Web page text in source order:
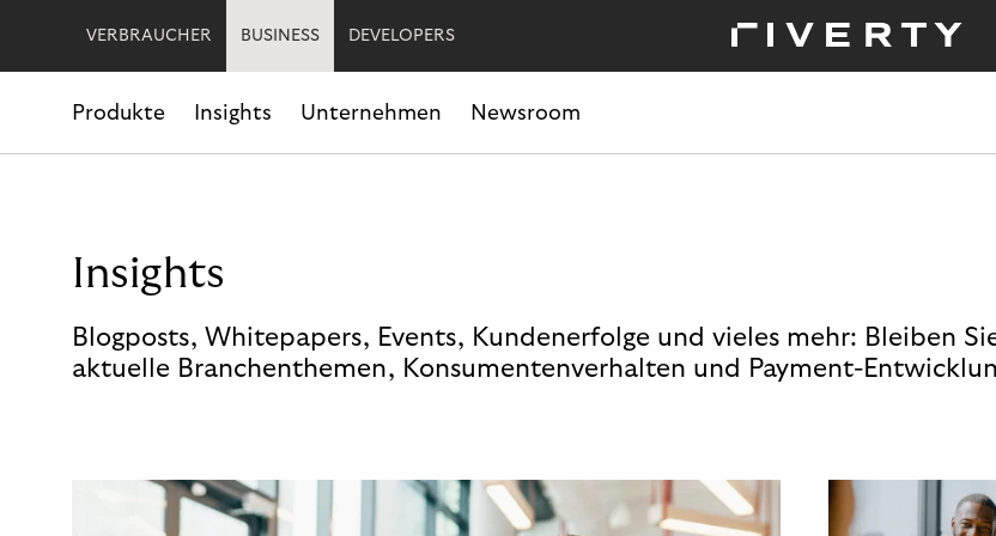
VERBRAUCHER BUSINESS DEVELOPERS
Produkte Insights Unternehmen Newsroom
Insights
Blogposts, Whitepapers, Events, Kundenerfolge und vieles mehr: Bleiben
aktuelle Branchenthemen, Konsumentenverhalten und Payment-